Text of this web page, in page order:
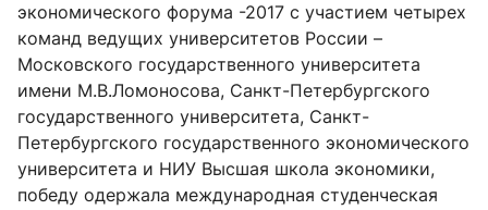
экономического форума -2017 с участием четырех
команд ведущих университетов России –
Московского государственного университета
имени М.В.Ломоносова, Санкт-Петербургского
государственного университета, Санкт-
Петербургского государственного экономического
университета и НИУ Высшая школа экономики,
победу одержала международная студенческая